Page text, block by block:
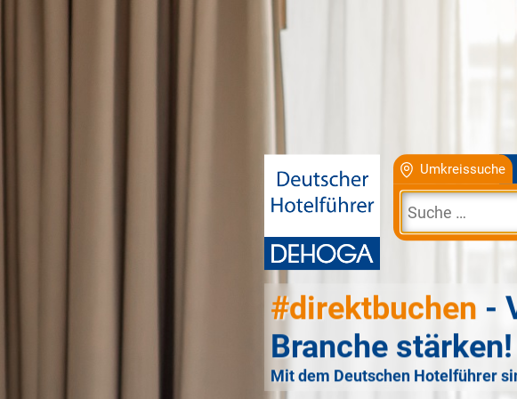
Umkreissuche
#direktbuchen -
Branche stärken!
Mit dem Deutschen Hotelführer